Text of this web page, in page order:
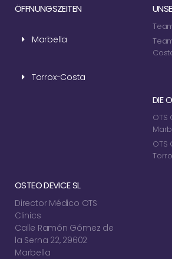
ÖFFNUNGSZEITEN
Marbella
Torrox-Costa
DIE
OTS
OTS
OSTEO DEVICE SL
Director Médico OTS
Clinics
Calle Ramón Gómez de
la Serna 22, 29602
Marbella